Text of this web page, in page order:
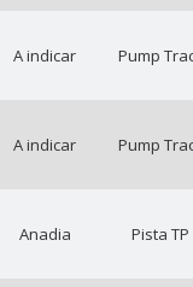
A indicar Pump
A indicar Pump
Anadia Pista TP